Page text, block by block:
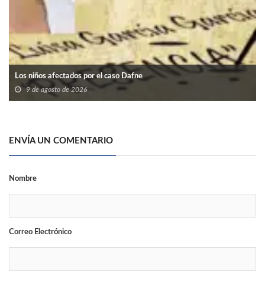
Los niños afectados por el caso Dafne
9 de agosto de 2026
ENVÍA UN COMENTARIO
Nombre
Correo Electrónico